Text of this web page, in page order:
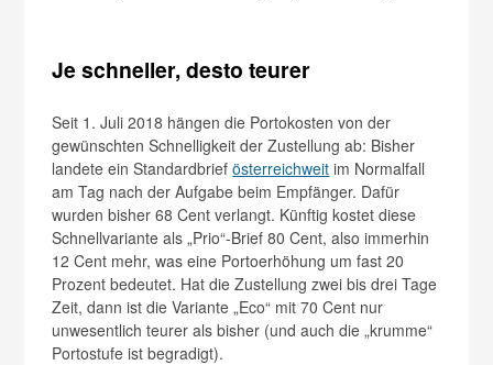
Je schneller, desto teurer
Seit 1. Juli 2018 hängen die Portokosten von der
gewünschten Schnelligkeit der Zustellung ab: Bisher
landete ein Standardbriefösterreichweit im Normalfall
am Tag nach der Aufgabe beim Empfänger. Dafür
wurden bisher 68 Cent verlangt. Künftig kostet diese
Schnellvariante als „Prio“-Brief 80 Cent, also immerhin
12 Cent mehr, was eine Portoerhöhung um fast 20
Prozent bedeutet. Hat die Zustellung zwei bis drei Tage
Zeit, dann ist die Variante „Eco“ mit 70 Cent nur
unwesentlich teurer als bisher (und auch die „krumme“
Portostufe ist begradigt).